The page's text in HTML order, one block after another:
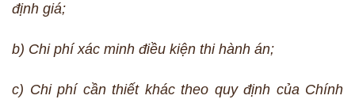
định giá;
b) Chi phí xác minh điều kiện thi hành án;
c) Chi phí cần thiết khác theo quy định của Chính